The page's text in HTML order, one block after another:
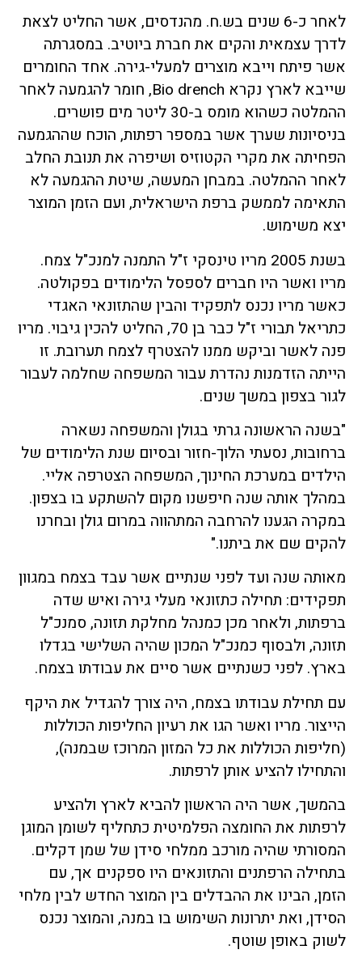
לאחר כ-6 שנים בש.ח. מהנדסים, אשר החליט לצאת
לדרך עצמאית והקים את חברת ביוטיב. במסגרתה
אשר פיתח וייבא מוצרים למעלי-גירה. אחד החומרים
שייבא לארץ נקרא Bio drench, חומר להגמעה לאחר
ההמלטה כשהוא מומס ב-30 ליטר מים פושרים.
בניסיונות שערך אשר במספר רפתות, הוכח שההגמעה
הפחיתה את מקרי הקטוזיס ושיפרה את תנובת החלב
לאחר ההמלטה. במבחן המעשה, שיטת ההגמעה לא
התאימה לממשק ברפת הישראלית, ועם הזמן המוצר
יצא משימוש.
בשנת 2005 מריו טינסקי ז"ל התמנה למנכ"ל צמח.
מריו ואשר היו חברים לספסל הלימודים בפקולטה.
כאשר מריו נכנס לתפקיד והבין שהתזונאי האגדי
כתריאל תבורי ז"ל כבר בן 70, החליט להכין גיבוי. מריו
פנה לאשר וביקש ממנו להצטרף לצמח תערובת. זו
הייתה הזדמנות נהדרת עבור המשפחה שחלמה לעבור
לגור בצפון במשך שנים.
"בשנה הראשונה גרתי בגולן והמשפחה נשארה
ברחובות, נסעתי הלוך-חזור ובסיום שנת הלימודים של
הילדים במערכת החינוך, המשפחה הצטרפה אליי.
במהלך אותה שנה חיפשנו מקום להשתקע בו בצפון.
במקרה הגענו להרחבה המתהווה במרום גולן ובחרנו
להקים שם את ביתנו."
מאותה שנה ועד לפני שנתיים אשר עבד בצמח במגוון
תפקידים: תחילה כתזונאי מעלי גירה ואיש שדה
ברפתות, ולאחר מכן כמנהל מחלקת תזונה, סמנכ"ל
תזונה, ולבסוף כמנכ"ל המכון שהיה השלישי בגדלו
בארץ. לפני כשנתיים אשר סיים את עבודתו בצמח.
עם תחילת עבודתו בצמח, היה צורך להגדיל את היקף
הייצור. מריו ואשר הגו את רעיון החליפות הכוללות
(חליפות הכוללות את כל המזון המרוכז שבמנה),
והתחילו להציע אותן לרפתות.
בהמשך, אשר היה הראשון להביא לארץ ולהציע
לרפתות את החומצה הפלמיטית כתחליף לשומן המוגן
המסורתי שהיה מורכב ממלחי סידן של שמן דקלים.
בתחילה הרפתנים והתזונאים היו ספקנים אך, עם
הזמן, הבינו את ההבדלים בין המוצר החדש לבין מלחי
הסידן, ואת יתרונות השימוש בו במנה, והמוצר נכנס
לשוק באופן שוטף.